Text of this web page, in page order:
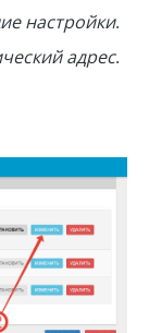
настройки.
адрес.